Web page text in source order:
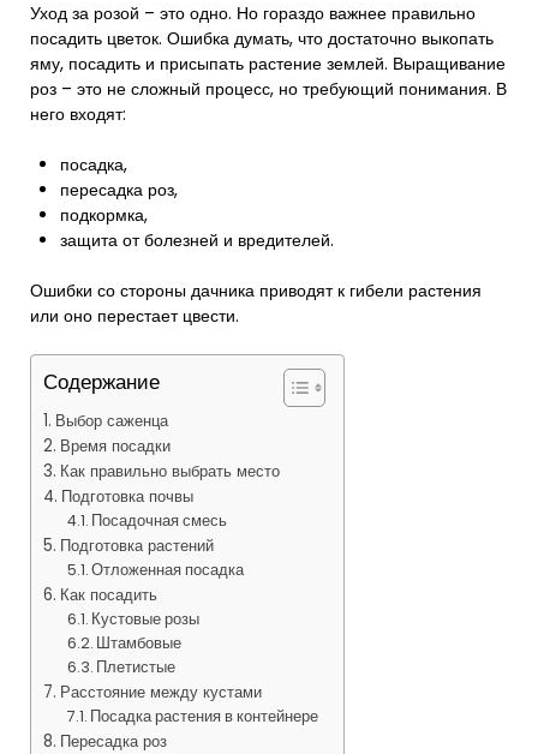
Уход за розой – это одно. Но гораздо важнее правильно
посадить цветок. Ошибка думать, что достаточно выкопать
яму, посадить и присыпать растение землей. Выращивание
роз – это не сложный процесс, но требующий понимания. В
него входят:
посадка,
пересадка роз,
подкормка,
защита от болезней и вредителей.
Ошибки со стороны дачника приводят к гибели растения
или оно перестает цвести.
Содержание
Выбор саженца
Время посадки
Как правильно выбрать место
Подготовка почвы
Посадочная смесь
Подготовка растений
Отложенная посадка
Как посадить
Кустовые розы
Штамбовые
Плетистые
Расстояние между кустами
Посадка растения в контейнере
Пересадка роз